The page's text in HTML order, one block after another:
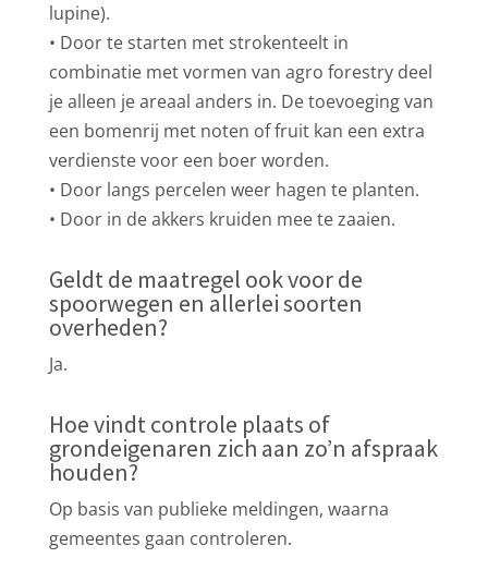
lupine).
• Door te starten met strokenteelt in
combinatie met vormen van agro forestry deel
je alleen je areaal anders in. De toevoeging van
een bomenrij met noten of fruit kan een extra
verdienste voor een boer worden.
• Door langs percelen weer hagen te planten.
• Door in de akkers kruiden mee te zaaien.
Geldt de maatregel ook voor de
spoorwegen en allerlei soorten
overheden?
Ja.
Hoe vindt controle plaats of
grondeigenaren zich aan zo’n afspraak
houden?
Op basis van publieke meldingen, waarna
gemeentes gaan controleren.